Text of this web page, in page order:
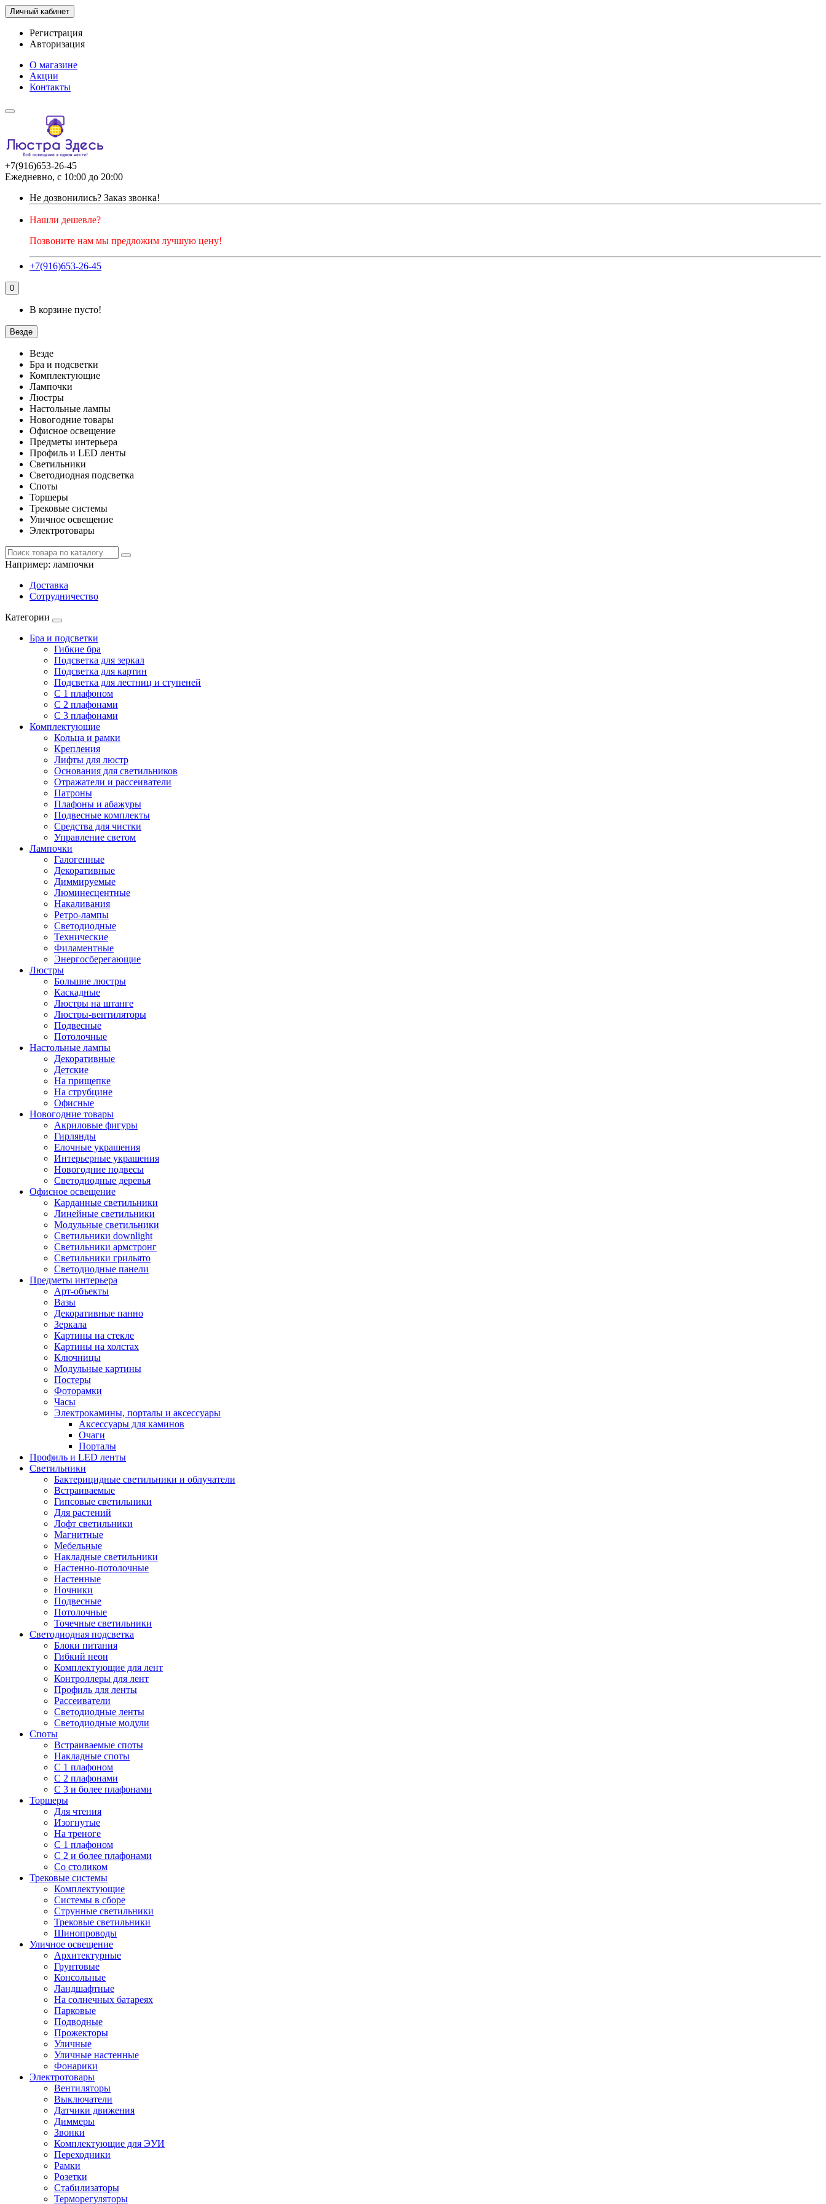
Личный кабинет
Регистрация
Авторизация
О магазине
Акции
Контакты
+7(916)653-26-45
Ежедневно, с 10:00 до 20:00
Не дозвонились? Заказ звонка!
Нашли дешевле?
Позвоните нам мы предложим лучшую цену!
+7(916)653-26-45
0
В корзине пусто!
Везде
Везде
Бра и подсветки
Комплектующие
Лампочки
Люстры
Настольные лампы
Новогодние товары
Офисное освещение
Предметы интерьера
Профиль и LED ленты
Светильники
Светодиодная подсветка
Споты
Торшеры
Трековые системы
Уличное освещение
Электротовары
Например: лампочки
Доставка
Сотрудничество
Категории
Бра и подсветки
Гибкие бра
Подсветка для зеркал
Подсветка для картин
Подсветка для лестниц и ступеней
С 1 плафоном
С 2 плафонами
С 3 плафонами
Комплектующие
Кольца и рамки
Крепления
Лифты для люстр
Основания для светильников
Отражатели и рассеиватели
Патроны
Плафоны и абажуры
Подвесные комплекты
Средства для чистки
Управление светом
Лампочки
Галогенные
Декоративные
Диммируемые
Люминесцентные
Накаливания
Ретро-лампы
Светодиодные
Технические
Филаментные
Энергосберегающие
Люстры
Большие люстры
Каскадные
Люстры на штанге
Люстры-вентиляторы
Подвесные
Потолочные
Настольные лампы
Декоративные
Детские
На прищепке
На струбцине
Офисные
Новогодние товары
Акриловые фигуры
Гирлянды
Елочные украшения
Интерьерные украшения
Новогодние подвесы
Светодиодные деревья
Офисное освещение
Карданные светильники
Линейные светильники
Модульные светильники
Светильники downlight
Светильники армстронг
Светильники грильято
Светодиодные панели
Предметы интерьера
Арт-объекты
Вазы
Декоративные панно
Зеркала
Картины на стекле
Картины на холстах
Ключницы
Модульные картины
Постеры
Фоторамки
Часы
Электрокамины, порталы и аксессуары
Аксессуары для каминов
Очаги
Порталы
Профиль и LED ленты
Светильники
Бактерицидные светильники и облучатели
Встраиваемые
Гипсовые светильники
Для растений
Лофт светильники
Магнитные
Мебельные
Накладные светильники
Настенно-потолочные
Настенные
Ночники
Подвесные
Потолочные
Точечные светильники
Светодиодная подсветка
Блоки питания
Гибкий неон
Комплектующие для лент
Контроллеры для лент
Профиль для ленты
Рассеиватели
Светодиодные ленты
Светодиодные модули
Споты
Встраиваемые споты
Накладные споты
С 1 плафоном
С 2 плафонами
С 3 и более плафонами
Торшеры
Для чтения
Изогнутые
На треноге
С 1 плафоном
С 2 и более плафонами
Со столиком
Трековые системы
Комплектующие
Системы в сборе
Струнные светильники
Трековые светильники
Шинопроводы
Уличное освещение
Архитектурные
Грунтовые
Консольные
Ландшафтные
На солнечных батареях
Парковые
Подводные
Прожекторы
Уличные
Уличные настенные
Фонарики
Электротовары
Вентиляторы
Выключатели
Датчики движения
Диммеры
Звонки
Комплектующие для ЭУИ
Переходники
Рамки
Розетки
Стабилизаторы
Терморегуляторы